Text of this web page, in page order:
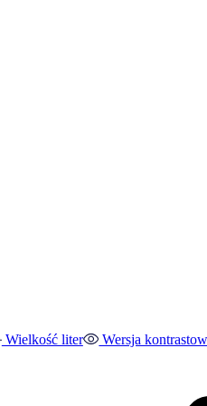
Wielkość liter Wersja